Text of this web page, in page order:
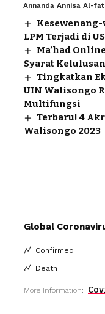
Annanda Annisa Al-
LPM Terjadi di
Ma’had
Syarat
Tingkatkan
UIN Walisongo
Multifungsi
Terbaru! 4
Walisongo 2023
Global
Confirmed
Death
More Information: